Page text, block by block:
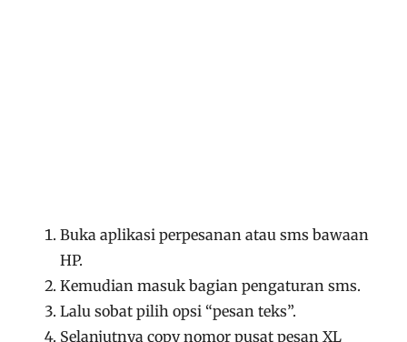
Buka aplikasi perpesanan atau sms bawaan
HP.
Kemudian masuk bagian pengaturan sms.
Lalu sobat pilih opsi “pesan teks”.
Selanjutnya copy nomor pusat pesan XL